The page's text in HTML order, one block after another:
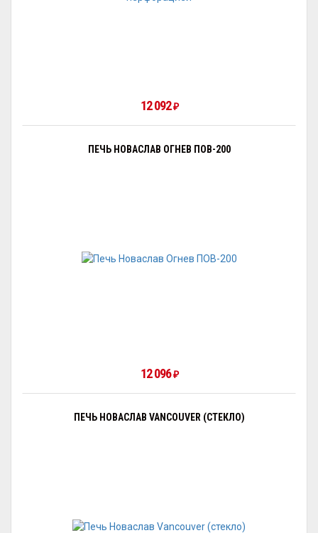
12 092₽
ПЕЧЬ НОВАСЛАВ ОГНЕВ ПОВ-200
12 096₽
ПЕЧЬ НОВАСЛАВ VANCOUVER (СТЕКЛО)